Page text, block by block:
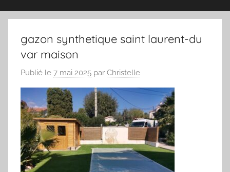
gazon synthetique saint laurent-du
var maison
Publié le 7 mai 2025 par Christelle